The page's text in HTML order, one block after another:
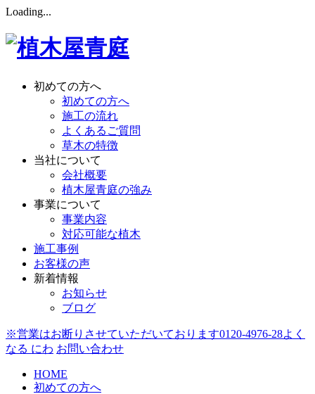
Loading...
初めての方へ
初めての方へ
施工の流れ
よくあるご質問
草木の特徴
当社について
会社概要
植木屋青庭の強み
事業について
事業内容
対応可能な植木
施工事例
お客様の声
新着情報
お知らせ
ブログ
※営業はお断りさせていただいております0120-4976-28よく
なる にわ お問い合わせ
HOME
初めての方へ